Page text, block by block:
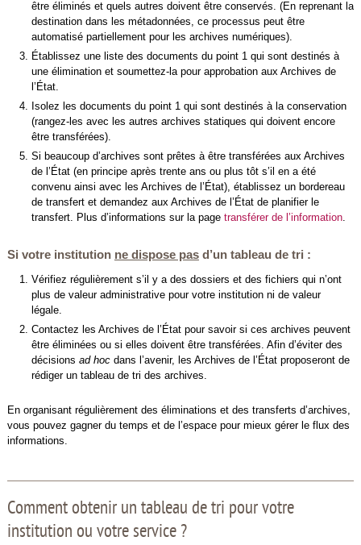
être éliminés et quels autres doivent être conservés. (En reprenant la
destination dans les métadonnées, ce processus peut être
automatisé partiellement pour les archives numériques).
Établissez une liste des documents du point 1 qui sont destinés à
une élimination et soumettez-la pour approbation aux Archives de
l’État.
Isolez les documents du point 1 qui sont destinés à la conservation
(rangez-les avec les autres archives statiques qui doivent encore
être transférées).
Si beaucoup d’archives sont prêtes à être transférées aux Archives
de l’État (en principe après trente ans ou plus tôt s’il en a été
convenu ainsi avec les Archives de l’État), établissez un bordereau
de transfert et demandez aux Archives de l’État de planifier le
transfert. Plus d’informations sur la page transférer de l’information.
Si votre institution ne dispose pasd’un tableau de tri :
Vérifiez régulièrement s’il y a des dossiers et des fichiers qui n’ont
plus de valeur administrative pour votre institution ni de valeur
légale.
Contactez les Archives de l’État pour savoir si ces archives peuvent
être éliminées ou si elles doivent être transférées. Afin d’éviter des
décisions ad hocdans l’avenir, les Archives de l’État proposeront de
rédiger un tableau de tri des archives.
En organisant régulièrement des éliminations et des transferts d’archives,
vous pouvez gagner du temps et de l’espace pour mieux gérer le flux des
informations.
Comment obtenir un tableau de tri pour votre
institution ou votre service ?